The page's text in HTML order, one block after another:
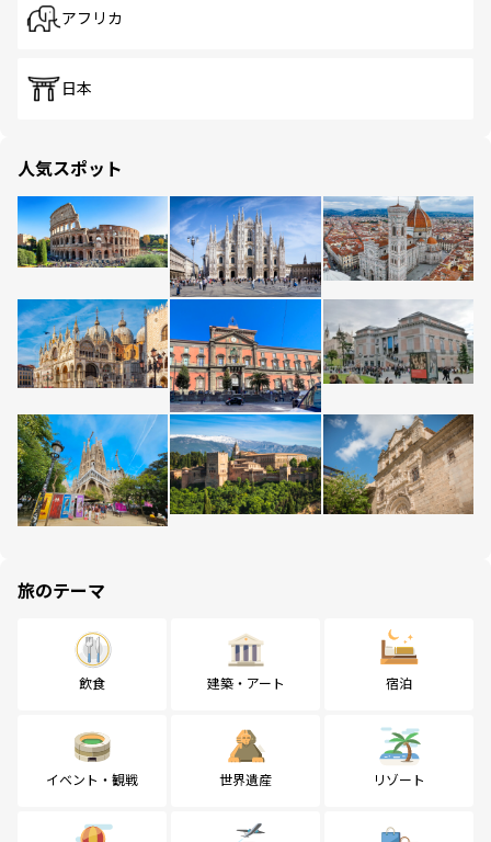
アフリカ
日本
人気スポット
旅のテーマ
飲食 建築・アート 宿泊
イベント・観戦 世界遺産 リゾート